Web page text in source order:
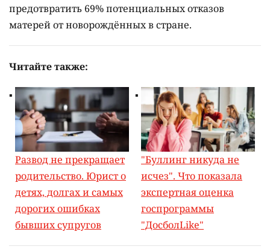
предотвратить 69% потенциальных отказов
матерей от новорождённых в стране.
Читайте также:
Развод не прекращает
родительство. Юрист о
детях, долгах и самых
дорогих ошибках
бывших супругов
"Буллинг никуда не
исчез". Что показала
экспертная оценка
госпрограммы
"ДосболLike"